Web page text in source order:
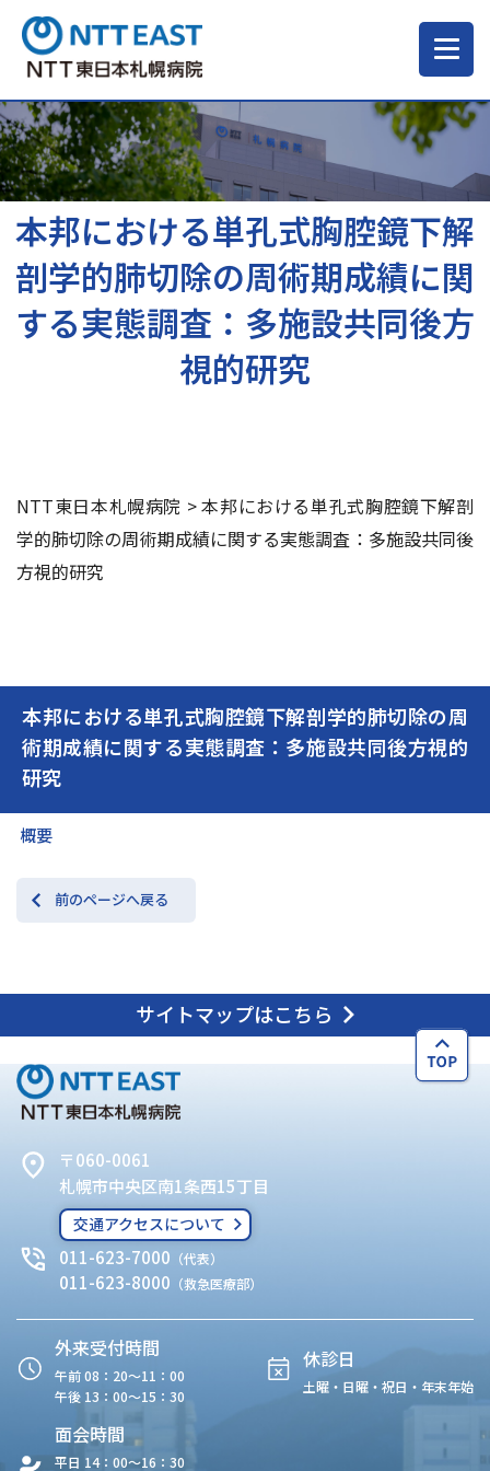
当院について
ご来院される方へ
診療科・部門
交通アクセス
本邦における単孔式胸腔鏡下解剖学的肺切除の周
術期成績に関する実態調査：多施設共同後方視的
研究
概要
前のページへ戻る
本邦における単孔式胸腔鏡下解
剖学的肺切除の周術期成績に関
する実態調査：多施設共同後方
視的研究
NTT東日本札幌病院 >本邦における単孔式胸腔鏡下解剖
学的肺切除の周術期成績に関する実態調査：多施設共同後
方視的研究
サイトマップはこちら
〒060-0061
札幌市中央区南1条西15丁目
交通アクセスについて
011-623-7000 （代表）
011-623-8000 （救急医療部）
外来受付時間
午前 08：20〜11：00
午後 13：00〜15：30
休診日
土曜・日曜・祝日・年末年始
面会時間
平日 14：00〜16：30